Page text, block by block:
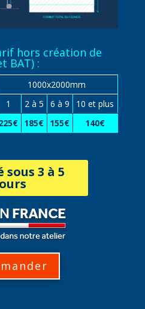
hors création de
BAT) :
1000x2000mm
1 2 à 5 6 à 9
10 et plus
185€ 155€ 140€
sous 3 à 5